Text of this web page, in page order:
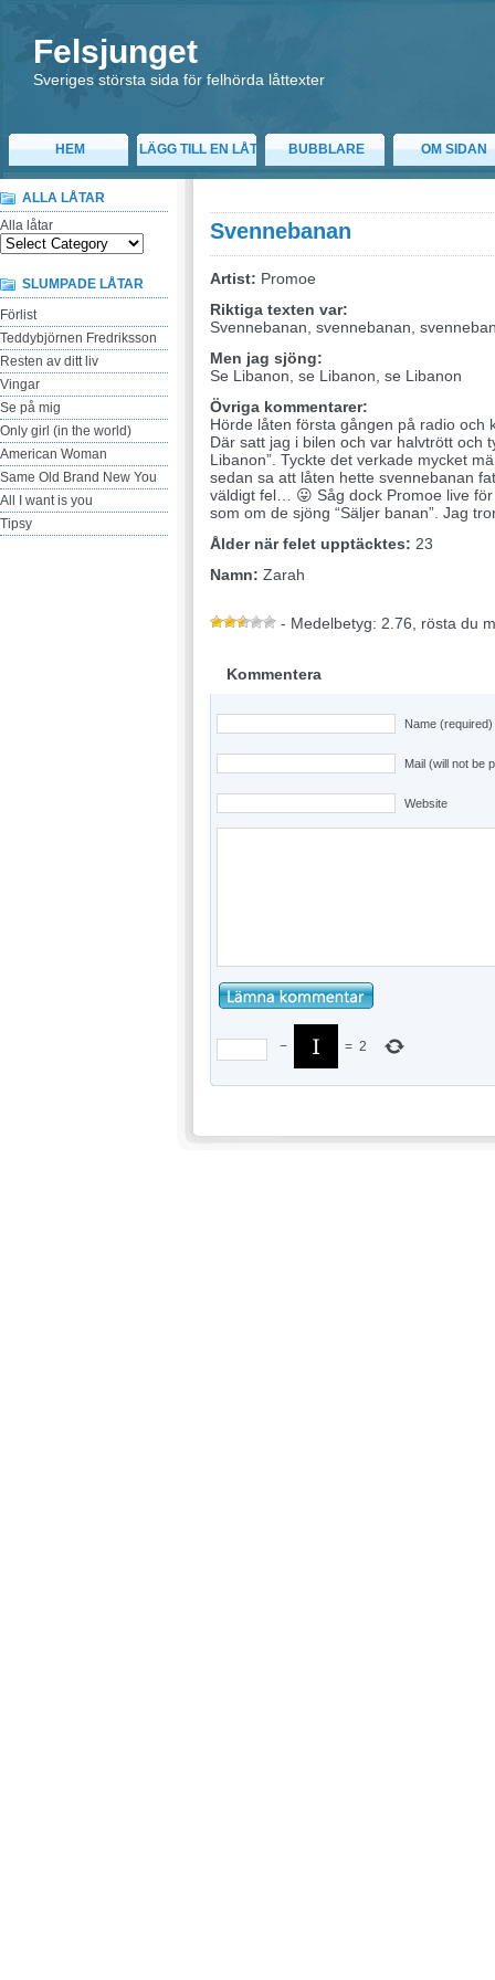
Felsjunget
Sveriges största sida för felhörda låttexter
HEM LÄGG TILL EN LÅT BUBBLARE OM SIDAN
ALLA LÅTAR
Alla låtar
SLUMPADE LÅTAR
Förlist
Teddybjörnen Fredriksson
Resten av ditt liv
Vingar
Se på mig
Only girl (in the world)
American Woman
Same Old Brand New You
All I want is you
Tipsy
Svennebanan
Artist: Promoe
Riktiga texten var:
Svennebanan, svennebanan,
Men jag sjöng:
Se Libanon, se Libanon, se Libanon
Övriga kommentarer:
Hörde låten första gången på radio och
Där satt jag i bilen och var halvtrött och
Libanon”. Tyckte det verkade mycket
sedan sa att låten hette svennebanan
väldigt fel… 😛 Såg dock Promoe live
som om de sjöng “Säljer banan”. Jag
Ålder när felet upptäcktes: 23
Namn: Zarah
- Medelbetyg: 2.76, rösta du
Kommentera
Name (required)
Mail (will not be
Website
− = 2